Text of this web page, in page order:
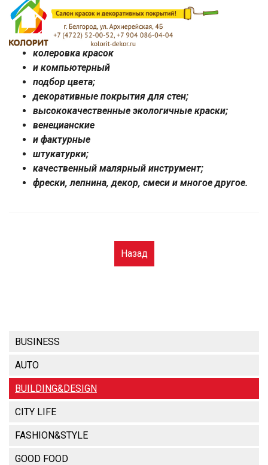
колеровка красок
и компьютерный
подбор цвета;
декоративные покрытия для стен;
высококачественные экологичные краски;
венецианские
и фактурные
штукатурки;
качественный малярный инструмент;
фрески, лепнина, декор, смеси и многое другое.
Назад
BUSINESS
AUTO
BUILDING&DESIGN
CITY LIFE
FASHION&STYLE
GOOD FOOD